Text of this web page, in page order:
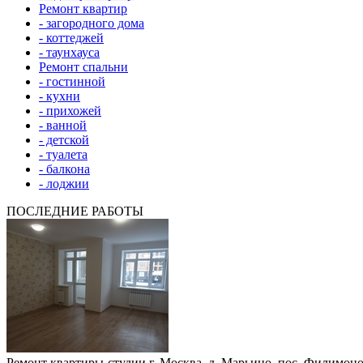
Ремонт квартир
- загородного дома
- коттеджей
- таунхауса
Ремонт спальни
- гостинной
- кухни
- прихожей
- ванной
- детской
- туалета
- балкона
- лоджии
ПОСЛЕДНИЕ РАБОТЫ